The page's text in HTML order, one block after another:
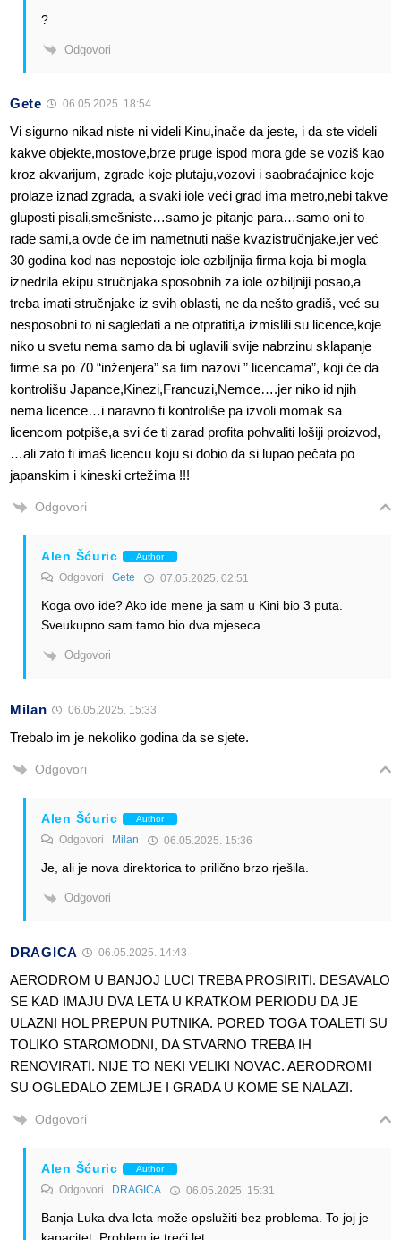
?
Odgovori
Gete 06.05.2025. 18:54
Vi sigurno nikad niste ni videli Kinu,inače da jeste, i da ste videli
kakve objekte,mostove,brze pruge ispod mora gde se voziš kao
kroz akvarijum, zgrade koje plutaju,vozovi i saobraćajnice koje
prolaze iznad zgrada, a svaki iole veći grad ima metro,nebi takve
gluposti pisali,smešniste…samo je pitanje para…samo oni to
rade sami,a ovde će im nametnuti naše kvazistručnjake,jer već
30 godina kod nas nepostoje iole ozbiljnija firma koja bi mogla
iznedrila ekipu stručnjaka sposobnih za iole ozbiljniji posao,a
treba imati stručnjake iz svih oblasti, ne da nešto gradiš, već su
nesposobni to ni sagledati a ne otpratiti,a izmislili su licence,koje
niko u svetu nema samo da bi uglavili svije nabrzinu sklapanje
firme sa po 70 “inženjera” sa tim nazovi ” licencama”, koji će da
kontrolišu Japance,Kinezi,Francuzi,Nemce….jer niko id njih
nema licence…i naravno ti kontroliše pa izvoli momak sa
licencom potpiše,a svi će ti zarad profita pohvaliti lošiji proizvod,
…ali zato ti imaš licencu koju si dobio da si lupao pečata po
japanskim i kineski crtežima !!!
Odgovori
Alen Šćuric Author
Odgovori Gete 07.05.2025. 02:51
Koga ovo ide? Ako ide mene ja sam u Kini bio 3 puta.
Sveukupno sam tamo bio dva mjeseca.
Odgovori
Milan 06.05.2025. 15:33
Trebalo im je nekoliko godina da se sjete.
Odgovori
Alen Šćuric Author
Odgovori Milan 06.05.2025. 15:36
Je, ali je nova direktorica to prilično brzo rješila.
Odgovori
DRAGICA 06.05.2025. 14:43
AERODROM U BANJOJ LUCI TREBA PROSIRITI. DESAVALO
SE KAD IMAJU DVA LETA U KRATKOM PERIODU DA JE
ULAZNI HOL PREPUN PUTNIKA. PORED TOGA TOALETI SU
TOLIKO STAROMODNI, DA STVARNO TREBA IH
RENOVIRATI. NIJE TO NEKI VELIKI NOVAC. AERODROMI
SU OGLEDALO ZEMLJE I GRADA U KOME SE NALAZI.
Odgovori
Alen Šćuric Author
Odgovori DRAGICA 06.05.2025. 15:31
Banja Luka dva leta može opslužiti bez problema. To joj je